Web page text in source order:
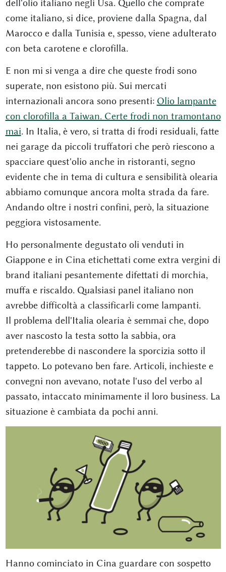
dell'olio italiano negli Usa. Quello che comprate
come italiano, si dice, proviene dalla Spagna, dal
Marocco e dalla Tunisia e, spesso, viene adulterato
con beta carotene e clorofilla.
E non mi si venga a dire che queste frodi sono
superate, non esistono più. Sui mercati
internazionali ancora sono presenti: Olio lampante
con clorofilla a Taiwan. Certe frodi non tramontano
mai. In Italia, è vero, si tratta di frodi residuali, fatte
nei garage da piccoli truffatori che però riescono a
spacciare quest'olio anche in ristoranti, segno
evidente che in tema di cultura e sensibilità olearia
abbiamo comunque ancora molta strada da fare.
Andando oltre i nostri confini, però, la situazione
peggiora vistosamente.
Ho personalmente degustato oli venduti in
Giappone e in Cina etichettati come extra vergini di
brand italiani pesantemente difettati di morchia,
muffa e riscaldo. Qualsiasi panel italiano non
avrebbe difficoltà a classificarli come lampanti.
Il problema dell'Italia olearia è semmai che, dopo
aver nascosto la testa sotto la sabbia, ora
pretenderebbe di nascondere la sporcizia sotto il
tappeto. Lo potevano ben fare. Articoli, inchieste e
convegni non avevano, notate l'uso del verbo al
passato, intaccato minimamente il loro business. La
situazione è cambiata da pochi anni.
Hanno cominciato in Cina guardare con sospetto